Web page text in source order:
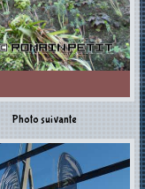
Photo suivante